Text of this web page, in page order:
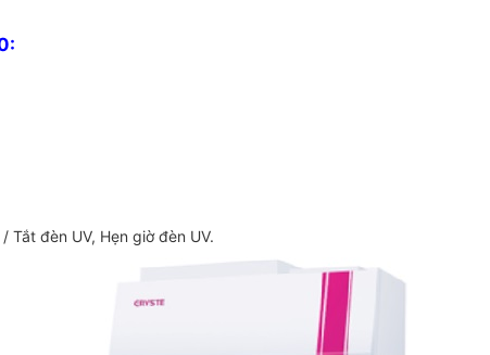
Tắt đèn UV, Hẹn giờ đèn UV.